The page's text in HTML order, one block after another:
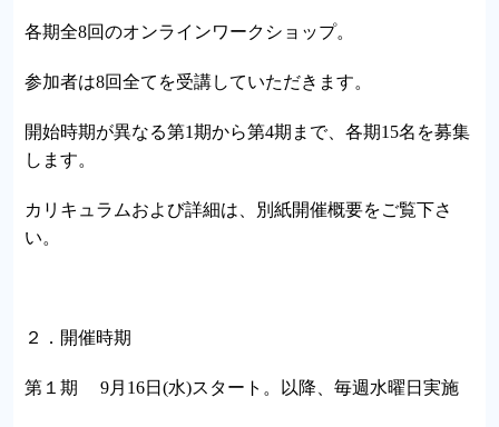
各期全8回のオンラインワークショップ。
参加者は8回全てを受講していただきます。
開始時期が異なる第1期から第4期まで、各期15名を募集
します。
カリキュラムおよび詳細は、別紙開催概要をご覧下さ
い。
２．開催時期
第１期 9月16日(水)スタート。以降、毎週水曜日実施